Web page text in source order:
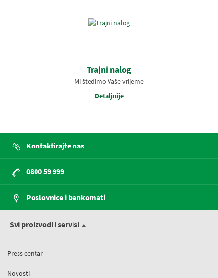
Trajni nalog
Mi štedimo Vaše vrijeme
Detaljnije
Kontaktirajte nas
0800 59 999
Poslovnice i bankomati
Svi proizvodi i servisi
Press centar
Novosti